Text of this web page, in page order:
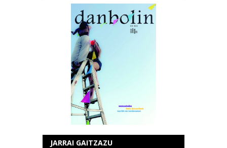
JARRAI GAITZAZU